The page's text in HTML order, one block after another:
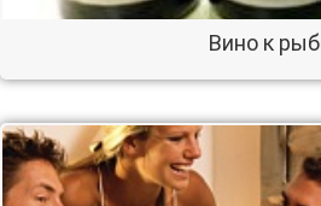
Вино к